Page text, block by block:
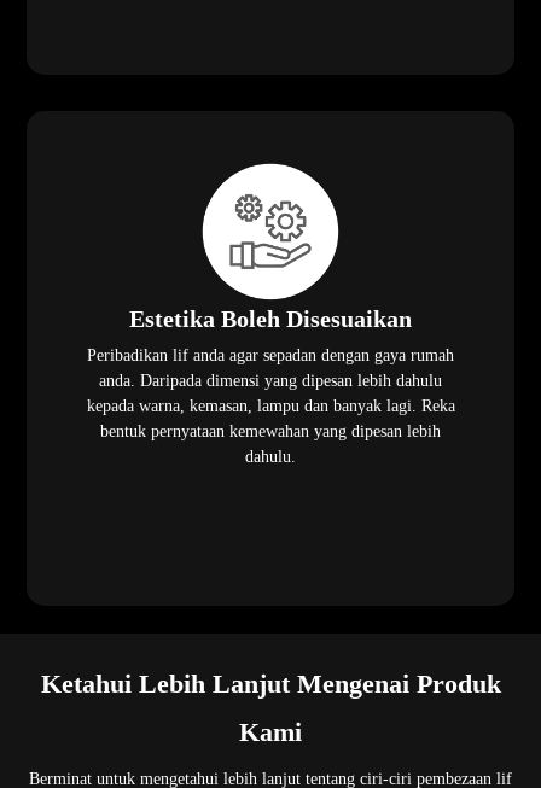
Estetika Boleh Disesuaikan
Peribadikan lif anda agar sepadan dengan gaya rumah
anda. Daripada dimensi yang dipesan lebih dahulu
kepada warna, kemasan, lampu dan banyak lagi. Reka
bentuk pernyataan kemewahan yang dipesan lebih
dahulu.
Ketahui Lebih Lanjut Mengenai Produk
Kami
Berminat untuk mengetahui lebih lanjut tentang ciri-ciri pembezaan lif